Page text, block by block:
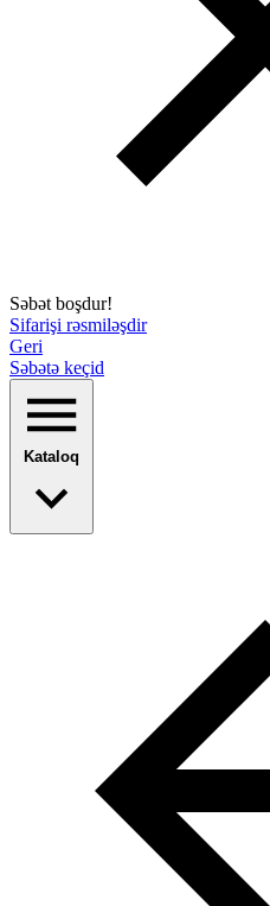
Səbət boşdur!
Sifarişi rəsmiləşdir
Geri
Səbətə keçid
Kataloq